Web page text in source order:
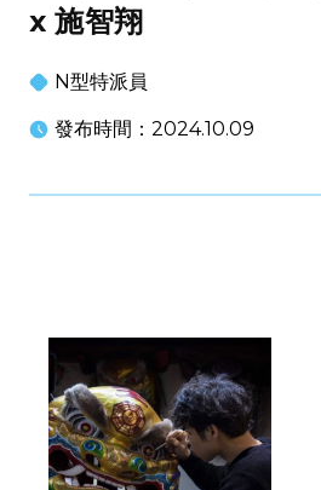
x 施智翔
N型特派員
發布時間：2024.10.09